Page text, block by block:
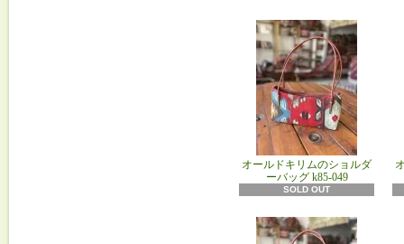
オールドキリムのショルダ
ーバッグ k85‐049
SOLD OUT